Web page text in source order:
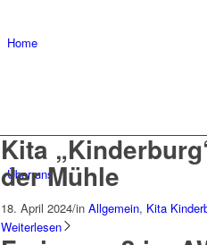
Home
Über uns
Kita
der Mühle
18. April 2024/in Allgemein, Kita
Weiterlesen